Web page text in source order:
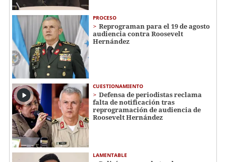
PROCESO
Reprograman para el 19 de agosto
audiencia contra Roosevelt
Hernández
CUESTIONAMIENTO
Defensa de periodistas reclama
falta de notificación tras
reprogramación de audiencia de
Roosevelt Hernández
LAMENTABLE